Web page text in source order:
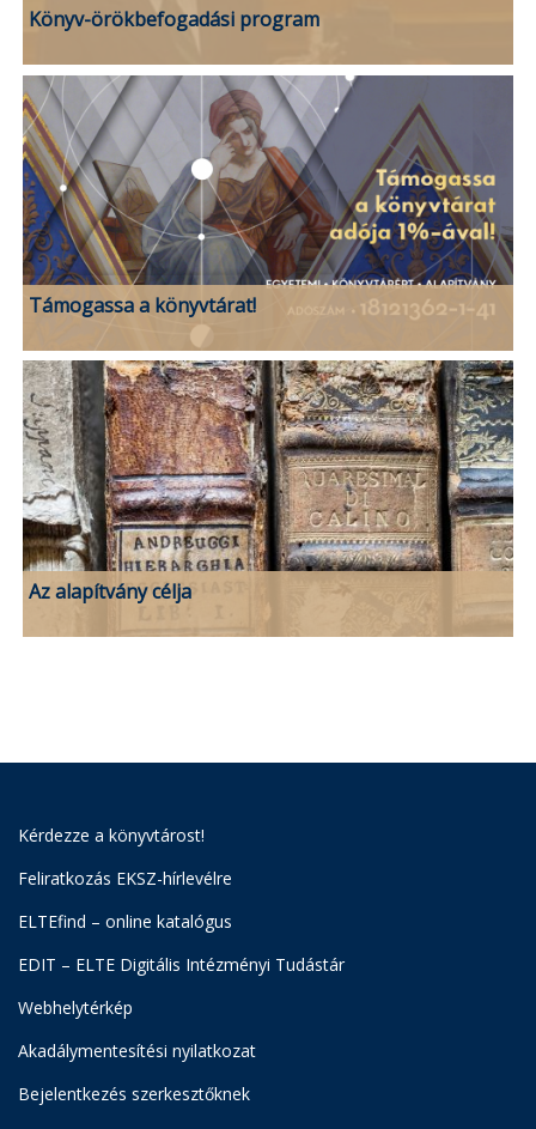
Könyv-örökbefogadási program
Támogassa a könyvtárat!
Az alapítvány célja
Kérdezze a könyvtárost!
Feliratkozás EKSZ-hírlevélre
ELTEfind – online katalógus
EDIT – ELTE Digitális Intézményi Tudástár
Webhelytérkép
Akadálymentesítési nyilatkozat
Bejelentkezés szerkesztőknek